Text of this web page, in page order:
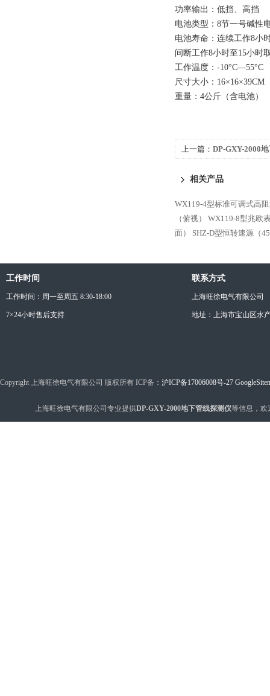
功率输出：低挡、高挡
电池类型：8节一号碱性
电池寿命：连续工作8小
间断工作8小时至15小时
工作温度：-10°C—55°C
尺寸大小：16×16×39CM
重量：4公斤（含电池）
上一篇： DP-GXY-2000
相关产品
WX119-4型标准可调式高
（俯视）
WX119-8型兆欧
面）
SHZ-D型恒转速源（
工作时间
工作时间：周一至周五 8:30-18:00
7×24小时售后支持
联系方式
上海旺徐电气有限公司
地址：上海市宝山区水
Copyright 上海旺徐电气有限公司 版权所有 ICP备： 沪ICP备17006008号-27
上海旺徐电气有限公司专业提供DP-GXY-2000地下管线探测仪等信息，欢